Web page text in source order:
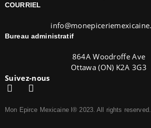
COURRIEL
Bureau administratif
864A Woodroffe Ave
Ottawa (ON) K2A 3G3
Suivez-nous
Mon Epirce Mexicaine l® 2023. All rights reserved.